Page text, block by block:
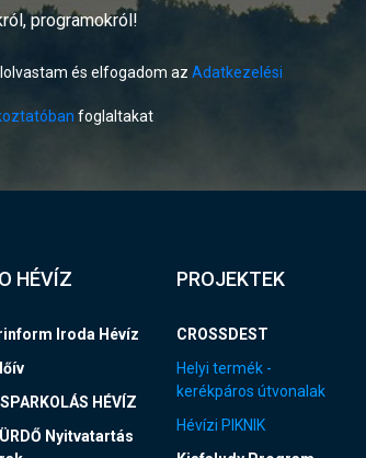
programokról!
és elfogadom az Adatkezelési
foglaltakat
HÉVÍZ
Iroda Hévíz
HÉVÍZ
Nyitvatartás
PROJEKTEK
CROSSDEST
Helyi termék -
kerékpáros útvonalak
Hévízi PIKNIK